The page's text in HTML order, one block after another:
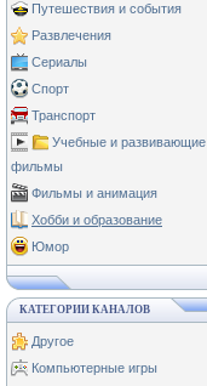
Путешествия и события
Развлечения
Сериалы
Спорт
Транспорт
Учебные и развивающие
фильмы
Фильмы и анимация
Хобби и образование
Юмор
КАТЕГОРИИ КАНАЛОВ
Другое
Компьютерные игры